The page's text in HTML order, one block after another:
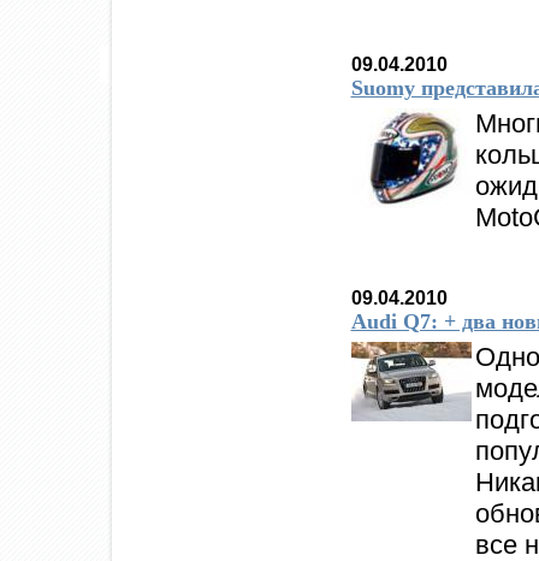
09.04.2010
Suomy
09.04.2010
Audi Q7: + два
все